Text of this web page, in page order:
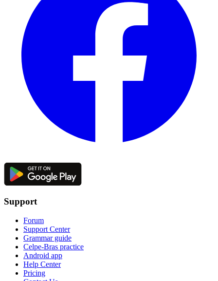
Support
Forum
Support Center
Grammar guide
Celpe-Bras practice
Android app
Help Center
Pricing